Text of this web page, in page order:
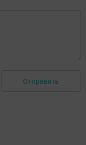
Отправить